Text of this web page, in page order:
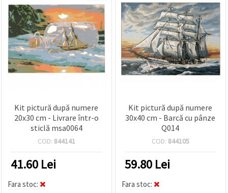
Kit pictură după numere
20x30 cm - Livrare într-o
sticlă msa0064
COD: 844141
41.60 Lei
Fara stoc:
Kit pictură după numere
30x40 cm - Barcă cu pânze
Q014
COD: 844105
59.80 Lei
Fara stoc: